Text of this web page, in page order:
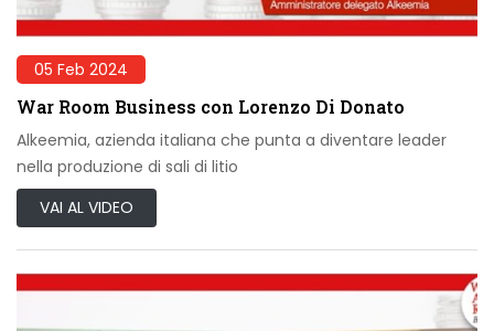
05 Feb 2024
War Room Business con Lorenzo Di Donato
Alkeemia, azienda italiana che punta a diventare leader
nella produzione di sali di litio
VAI AL VIDEO